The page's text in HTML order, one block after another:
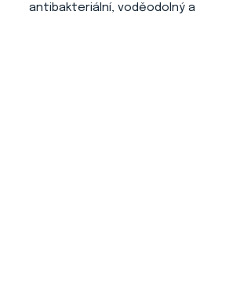
antibakteriální, voděodolný a